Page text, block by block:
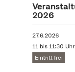
2026
27.6.2026
11 bis 11:30 Uhr
Eintritt frei